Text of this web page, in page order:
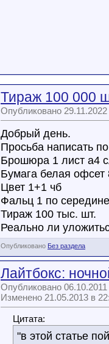
Тираж 100 000
Опубликовано
Добрый день.
Просьба написать
Брошюра 1 лист а4
Бумага белая офсет
Цвет 1+1 чб
Фальц 1 по середине
Тираж 100 тыс. шт.
Реально ли
Опубликовано Без раздела
Лайтбокс:
Опубликовано
Изменено 21.05.2013 в
Цитата:
"в этой статье